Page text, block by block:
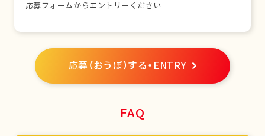
応募フォームからエントリーください
応募（おうぼ）する・ENTRY
FAQ